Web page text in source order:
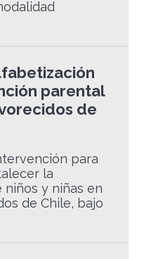
parental
de
para
la
y niñas en
de Chile, bajo